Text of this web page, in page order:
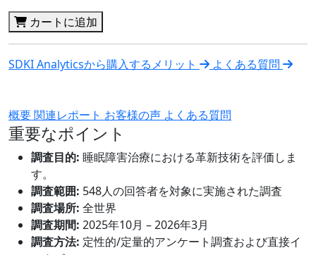
カートに追加
SDKI Analyticsから購入するメリット よくある質問
概要関連レポート お客様の声 よくある質問
重要なポイント
調査目的: 睡眠障害治療における革新技術を評価しま
す。
調査範囲: 548人の回答者を対象に実施された調査
調査場所: 全世界
調査期間: 2025年10月 – 2026年3月
調査方法: 定性的/定量的アンケート調査および直接イ